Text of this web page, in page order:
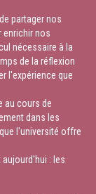
partager nos
enrichir nos
nécessaire à la
de la réflexion
l'expérience que
au cours de
dans les
l'université offre
: les